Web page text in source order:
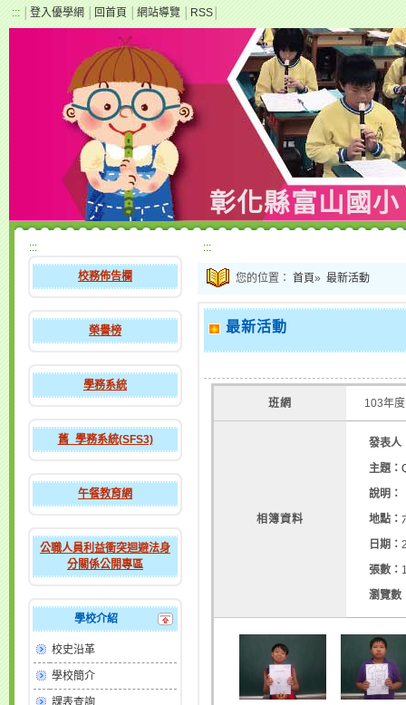
::: 登入優學網 回首頁 網站導覽 RSS
彰化縣富山國小
:::
校務佈告欄
榮譽榜
學務系統
舊_學務系統(SFS3)
午餐教育網
公職人員利益衝突迴避法身
分關係公開專區
學校介紹
校史沿革
學校簡介
課表查詢
:::
您的位置： 首頁» 最新活動
最新活動
班網 103年
相簿資料
發表人
主題：
說明：
地點：
日期：
張數：
瀏覽數